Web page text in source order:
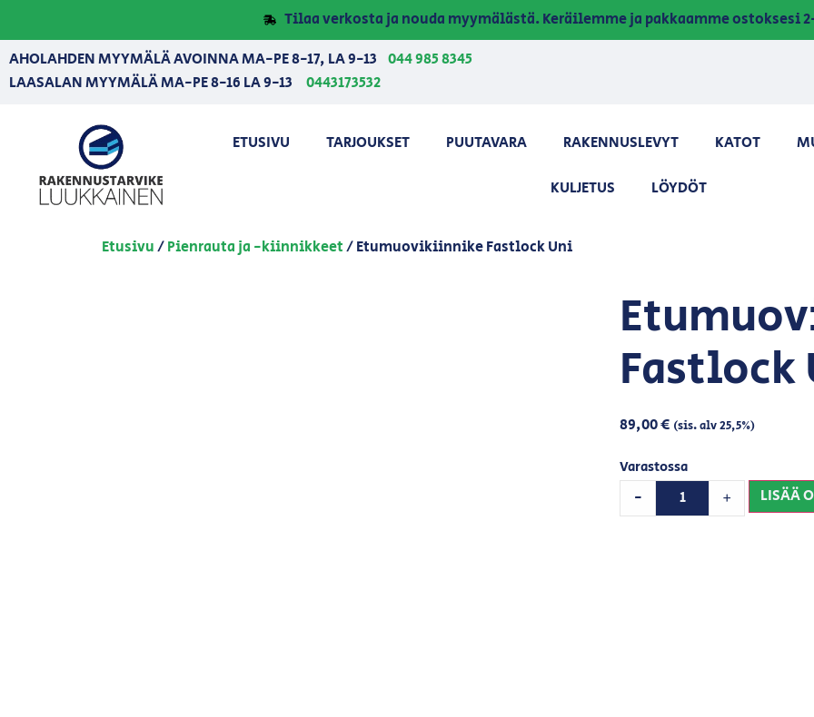
Tilaa verkosta ja nouda myymälästä. Keräilemme ja pakkaamme ostoksesi
AHOLAHDEN MYYMÄLÄ AVOINNA MA-PE 8-17, LA 9-13 044 985 8345
LAASALAN MYYMÄLÄ MA-PE 8-16 LA 9-13
0443173532
ETUSIVU TARJOUKSET PUUTAVARA RAKENNUSLEVYT KATOT
KULJETUS LÖYDÖT
Etusivu/Pienrauta ja -kiinnikkeet/ Etumuovikiinnike Fastlock Uni
Fastlock
89,00€ (sis. alv 25,5%)
Varastossa
- + LISÄÄ